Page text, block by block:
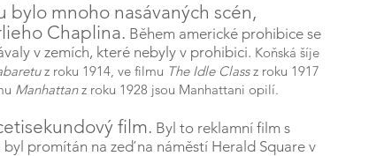
bylo mnoho nasávaných scén,
Chaplina. Během americké prohibice se
v zemích, které nebyly v prohibici. Koňská šíje
z roku 1914, ve filmu The Idle Classz roku 1917
Manhattanz roku 1928 jsou Manhattani opilí.
film. Byl to reklamní film s
promítán na zeď na náměstí Herald Square v